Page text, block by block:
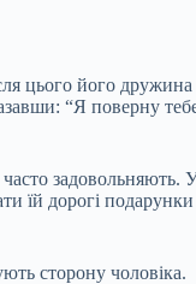
цього його
“Я поверну
часто
дорогі подарунки
сторону чоловіка.